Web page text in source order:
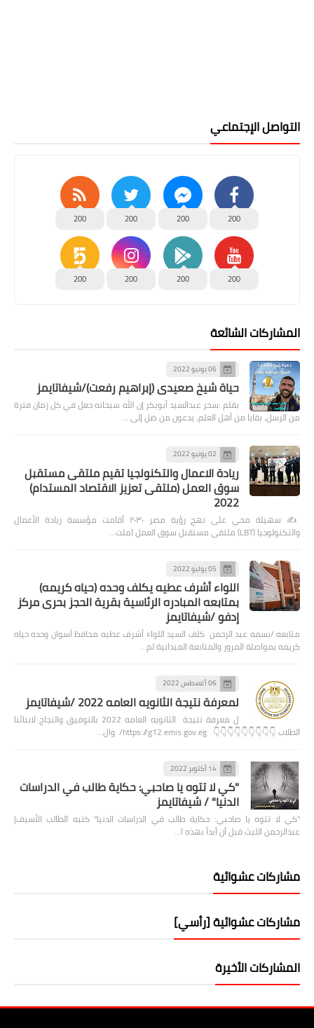
التواصل الإجتماعي
200
200
200
200
200
200
200
200
المشاركات الشائعة
06 يونيو 2022
حياة شيخ صعيدى (إبراهيم رفعت)/شيفاتايمز
بقلم :سحر عبدالسيد أبوبكر إن الله سبحانه جعل في كل زمان فترة
من الرسل، بقايا من أهل العلم، يدعون من ضل إلى …
02 يونيو 2022
ريادة الاعمال والتكنولجيا تقيم ملتقى مستقبل
سوق العمل (ملتقى تعزيز الاقتصاد المستدام)
2022
✍️ سهيلة محي على نهج رؤية مصر ٢٠٣٠ أقامت مؤسسة ريادة الأعمال
والتكنولوجيا (LBT) ملتقى مستقبل سوق العمل (ملت…
05 يوليو 2022
اللواء أشرف عطيه يكلف وحده (حياه كريمه)
بمتابعه المبادره الرئاسية بقرية الحجز بحرى مركز
إدفو /شيفاتايمز
متابعه /بسمه عبد الرحمن كلف السيد اللواء أشرف عطيه محافظ أسوان وحده حياه
كريمه بمواصلة المرور والمتابعة الميدانية لم…
06 أغسطس 2022
لمعرفة نتيجة الثانويه العامه 2022 /شيفاتايمز
ل معرفة نتيجة الثانويه العامه 2022 بالتوفيق والنجاح لابنائنا
الطلاب 👇👇👇👇👇👇👇👇👇 https://g12.emis.gov.eg/ وال…
14 أكتوبر 2022
"كي لا تتوه يا صاحبي: حكاية طالب في الدراسات
الدنيا" / شيفاتايمز
"كي لا تتوه يا صاحبي: حكاية طالب في الدراسات الدنيا" كتبه الطالب الأسيف|
عبدالرحمن الليث قبل أن أبدأ بهذه ا…
مشاركات عشوائية
مشاركات عشوائية [رأسي]
المشاركات الأخيرة